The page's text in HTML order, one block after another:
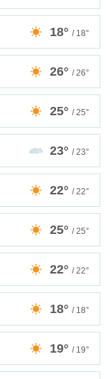
18° / 18°
26° / 26°
25° / 25°
23° / 23°
22° / 22°
25° / 25°
22° / 22°
18° / 18°
19° / 19°